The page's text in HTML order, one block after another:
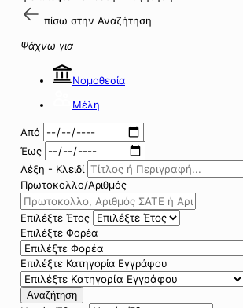
πίσω στην Αναζήτηση
Ψάχνω για
Νομοθεσία
Μέλη
Από
Έως
Λέξη - Κλειδί
Πρωτοκολλο/Αριθμός
Επιλέξτε Έτος
Επιλέξτε Φορέα
Επιλέξτε Κατηγορία Εγγράφου
Αναζήτηση